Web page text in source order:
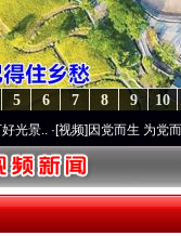
10
9
8
7
6
5
因党而生 为党而战——百年“